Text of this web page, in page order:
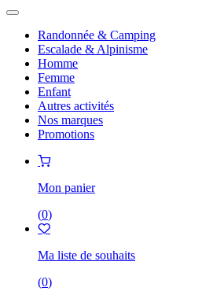
Randonnée & Camping
Escalade & Alpinisme
Homme
Femme
Enfant
Autres activités
Nos marques
Promotions
Mon panier
(0)
Ma liste de souhaits
(0)